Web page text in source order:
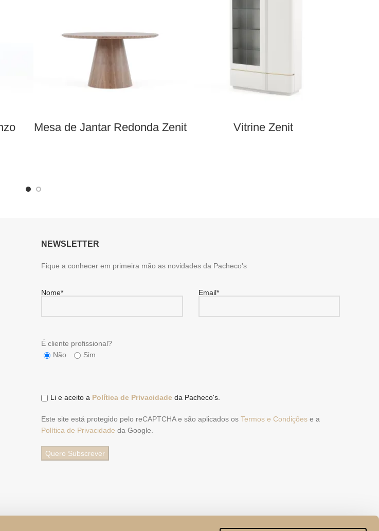
Mesa de Jantar Redonda Zenit Vitrine Zenit
NEWSLETTER
Fique a conhecer em primeira mão as novidades da Pacheco's
Nome* Email*
É cliente profissional?
Não
Sim
Li e aceito a Política de Privacidade da Pacheco's.
Este site está protegido pelo reCAPTCHA e são aplicados os Termos e Condições e a
Política de Privacidade da Google.